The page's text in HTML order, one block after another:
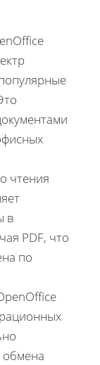
чтения
в
PDF, что
по
обмена